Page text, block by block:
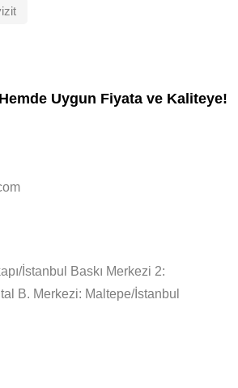
Uygun Fiyata ve Kaliteye!
İstanbul Baskı Merkezi 2:
B. Merkezi: Maltepe/İstanbul